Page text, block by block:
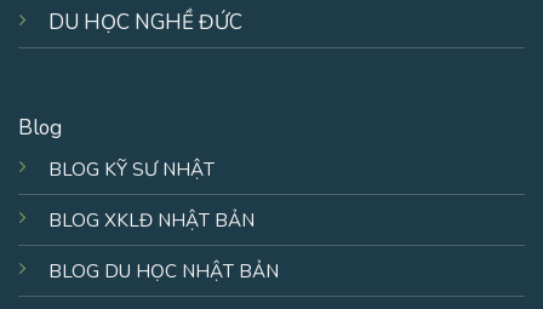
DU HỌC NGHỀ ĐỨC
Blog
BLOG KỸ SƯ NHẬT
BLOG XKLĐ NHẬT BẢN
BLOG DU HỌC NHẬT BẢN